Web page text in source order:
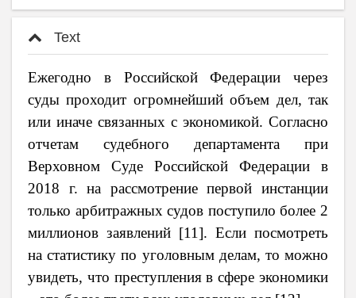
Text
Ежегодно в Российской Федерации через
суды проходит огромнейший объем дел, так
или иначе связанных с экономикой. Согласно
отчетам судебного департамента при
Верховном Суде Российской Федерации в
2018 г. на рассмотрение первой инстанции
только арбитражных судов поступило более 2
миллионов заявлений [11]. Если посмотреть
на статистику по уголовным делам, то можно
увидеть, что преступления в сфере экономики